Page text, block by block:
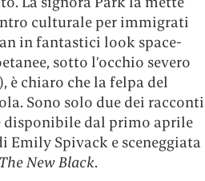
culturale per immigrati
in fantastici look space-
sotto l’occhio severo
è chiaro che la felpa del
Sono solo due dei racconti
disponibile dal primo aprile
Spivack e sceneggiata
New Black.